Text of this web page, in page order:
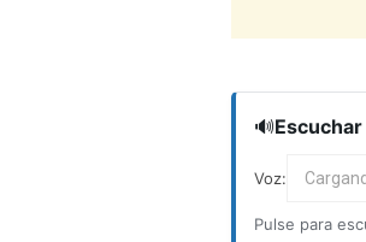
🔊
Voz:
Pulse para